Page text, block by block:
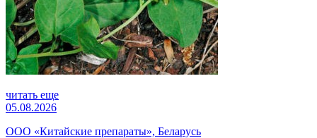
читать еще
05.08.2026
ООО «Китайские препараты», Беларусь